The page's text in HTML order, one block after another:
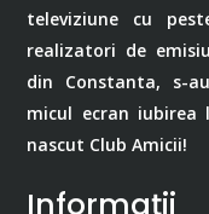
televiziune cu
realizatori de
din Constanta, s-
micul ecran
nascut Club Amicii!
Informații